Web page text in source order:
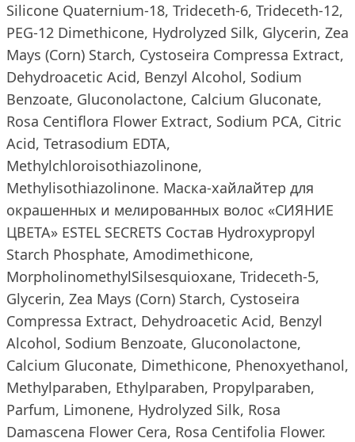
Silicone Quaternium-18, Trideceth-6, Trideceth-12,
PEG-12 Dimethicone, Hydrolyzed Silk, Glycerin, Zea
Mays (Corn) Starch, Cystoseira Compressa Extract,
Dehydroacetic Acid, Benzyl Alcohol, Sodium
Benzoate, Gluconolactone, Calcium Gluconate,
Rosa Centiflora Flower Extract, Sodium PCA, Citric
Acid, Tetrasodium EDTA,
Methylchloroisothiazolinone,
Methylisothiazolinone. Маска-хайлайтер для
окрашенных и мелированных волос «СИЯНИЕ
ЦВЕТА» ESTEL SECRETS Состав Hydroxypropyl
Starch Phosphate, Amodimethicone,
MorpholinomethylSilsesquioxane, Trideceth-5,
Glycerin, Zea Mays (Corn) Starch, Cystoseira
Compressa Extract, Dehydroacetic Acid, Benzyl
Alcohol, Sodium Benzoate, Gluconolactone,
Calcium Gluconate, Dimethicone, Phenoxyethanol,
Methylparaben, Ethylparaben, Propylparaben,
Parfum, Limonene, Hydrolyzed Silk, Rosa
Damascena Flower Cera, Rosa Centifolia Flower.